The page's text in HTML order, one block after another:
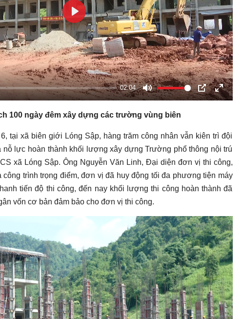
02:04
Tắt
tiếng
PIP Toàn
Play
100 ngày đêm xây dựng các trường vùng biên
tại xã biên giới Lóng Sập, hàng trăm công nhân vẫn kiên trì đội
nỗ lực hoàn thành khối lượng xây dựng Trường phổ thông nội trú
xã Lóng Sập. Ông Nguyễn Văn Linh, Đại diện đơn vị thi công,
công trình trọng điểm, đơn vị đã huy động tối đa phương tiện máy
tiến độ thi công, đến nay khối lượng thi công hoàn thành đã
vốn cơ bản đảm bảo cho đơn vị thi công.
Chào ngày mới 5/8/2026